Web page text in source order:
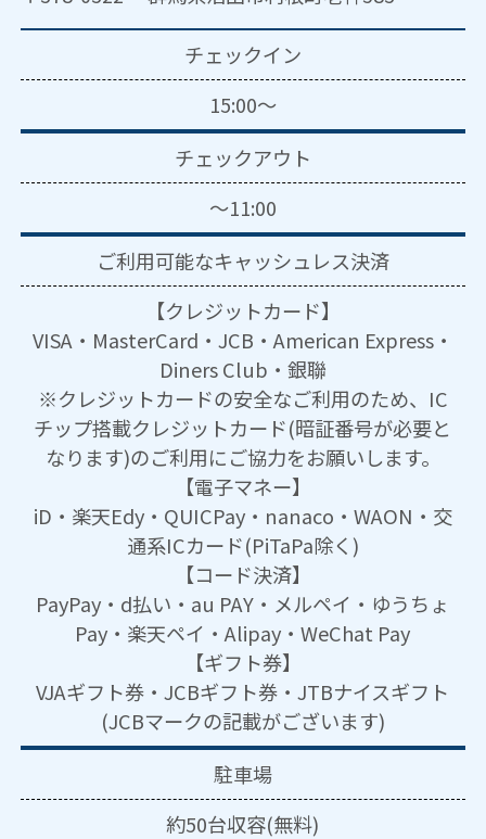
チェックイン
15:00～
チェックアウト
～11:00
ご利用可能なキャッシュレス決済
【クレジットカード】
VISA・MasterCard・JCB・American Express・
Diners Club・銀聯
※クレジットカードの安全なご利用のため、IC
チップ搭載クレジットカード(暗証番号が必要と
なります)のご利用にご協力をお願いします。
【電子マネー】
iD・楽天Edy・QUICPay・nanaco・WAON・交
通系ICカード(PiTaPa除く)
【コード決済】
PayPay・d払い・au PAY・メルペイ・ゆうちょ
Pay・楽天ペイ・Alipay・WeChat Pay
【ギフト券】
VJAギフト券・JCBギフト券・JTBナイスギフト
(JCBマークの記載がございます)
駐車場
約50台収容(無料)